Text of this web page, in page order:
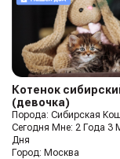
Котенок
(девочка)
Порода: Сибирская
Сегодня Мне: 2 Года 3
Дня
Город: Москва